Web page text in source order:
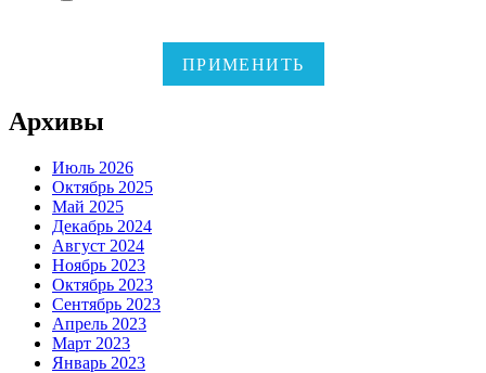
ПРИМЕНИТЬ
Архивы
Июль 2026
Октябрь 2025
Май 2025
Декабрь 2024
Август 2024
Ноябрь 2023
Октябрь 2023
Сентябрь 2023
Апрель 2023
Март 2023
Январь 2023